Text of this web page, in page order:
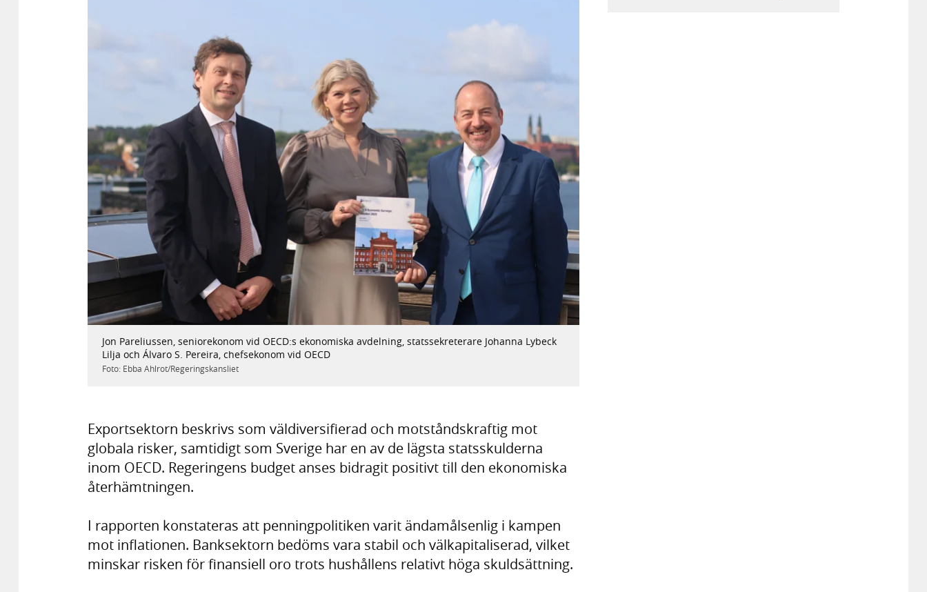
Jon Pareliussen, seniorekonom vid OECD:s ekonomiska avdelning, statssekreterare Johanna Lybeck
Lilja och Álvaro S. Pereira, chefsekonom vid OECD
Foto: Ebba Ahlrot/Regeringskansliet
Exportsektorn beskrivs som väldiversifierad och motståndskraftig mot
globala risker, samtidigt som Sverige har en av de lägsta statsskulderna
inom OECD. Regeringens budget anses bidragit positivt till den ekonomiska
återhämtningen.
I rapporten konstateras att penningpolitiken varit ändamålsenlig i kampen
mot inflationen. Banksektorn bedöms vara stabil och välkapitaliserad, vilket
minskar risken för finansiell oro trots hushållens relativt höga skuldsättning.